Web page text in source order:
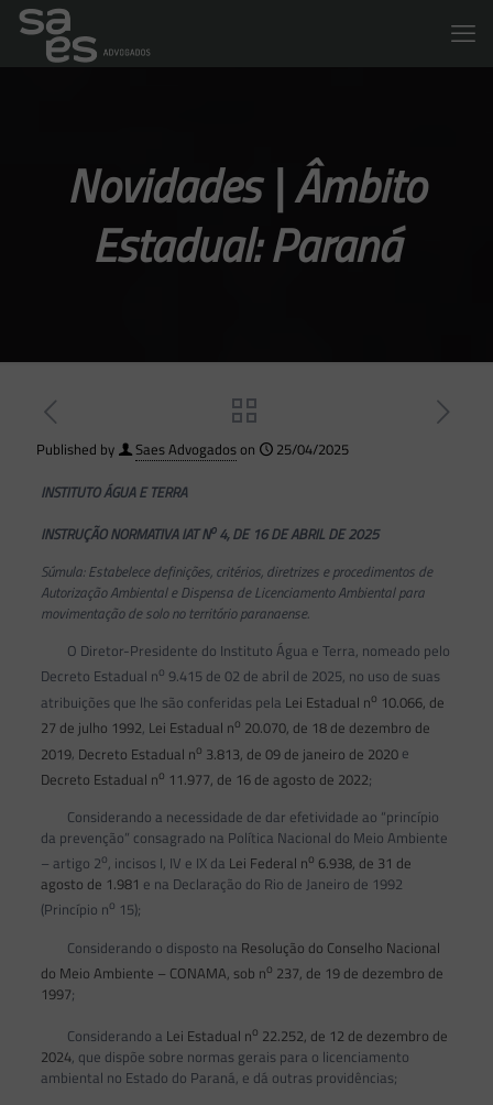
Novidades | Âmbito
Estadual: Paraná
Published by Saes Advogadoson
25/04/2025
INSTITUTO ÁGUA E TERRA
INSTRUÇÃO NORMATIVA IAT No4, DE 16 DE ABRIL DE 2025
Súmula: Estabelece definições, critérios, diretrizes e procedimentos de
Autorização Ambiental e Dispensa de Licenciamento Ambiental para
movimentação de solo no território paranaense.
O Diretor-Presidente do Instituto Água e Terra, nomeado pelo
Decreto Estadual no 9.415 de 02 de abril de 2025, no uso de suas
atribuições que lhe são conferidas pela Lei Estadual no 10.066, de
27 de julho 1992, Lei Estadual no 20.070, de 18 de dezembro de
2019, Decreto Estadual no 3.813, de 09 de janeiro de 2020e
Decreto Estadual no 11.977, de 16 de agosto de 2022;
Considerando a necessidade de dar efetividade ao “princípio
da prevenção” consagrado na Política Nacional do Meio Ambiente
– artigo 2o, incisos I, IV e IX da Lei Federal no 6.938, de 31 de
agosto de 1.981 e na Declaração do Rio de Janeiro de 1992
(Princípio no 15);
Considerando o disposto na Resolução do Conselho Nacional
do Meio Ambiente – CONAMA, sob no 237, de 19 de dezembro de
1997;
Considerando a Lei Estadual no 22.252, de 12 de dezembro de
2024, que dispõe sobre normas gerais para o licenciamento
ambiental no Estado do Paraná, e dá outras providências;